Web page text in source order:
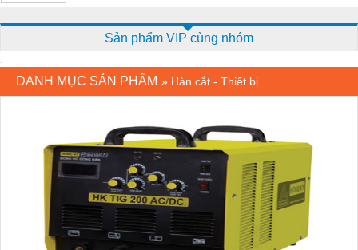
Sản phẩm VIP cùng nhóm
DANH MỤC SẢN PHẨM » Hàn cắt - Thiết bị